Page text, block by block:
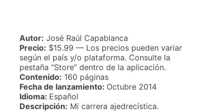
Autor: José Raúl Capablanca
Precio: $15.99 — Los precios pueden variar
según el país y/o plataforma. Consulte la
pestaña “Store” dentro de la aplicación.
Contenido: 160 páginas
Fecha de lanzamiento: Octubre 2014
Idioma: Español
Descripción: Mi carrera ajedrecística.